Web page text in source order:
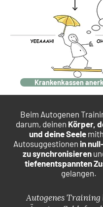
Krankenkassen
Beim Autogenen
darum, deinen Körper,
und deine Seele
Autosuggestionen in
zu synchronisieren
tiefenentspannten
gelangen.
Autogenes